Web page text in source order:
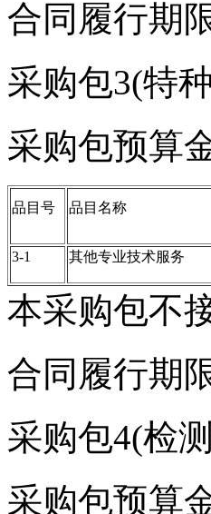
合同履行期
采购包3(特
采购包预算
品目号 品目名称
3-1 其他专业技术服务
本采购包不
合同履行期
采购包4(检
采购包预算